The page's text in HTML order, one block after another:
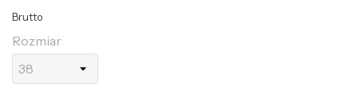
Brutto
Rozmiar